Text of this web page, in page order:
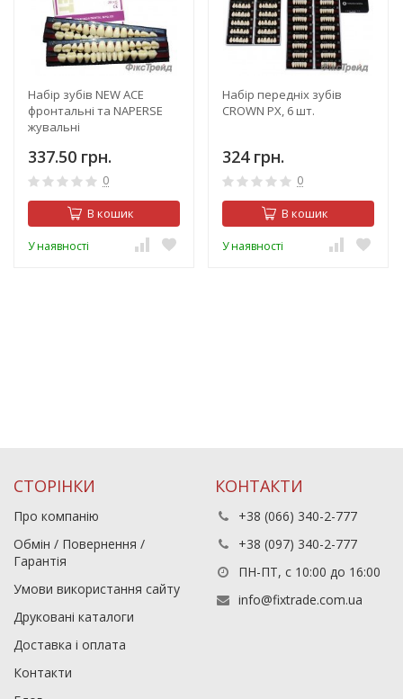
Набір зубів NEW ACE
фронтальні та NAPERSE
жувальні
337.50 грн.
0
В кошик
У наявності
Набір передніх зубів
CROWN PX, 6 шт.
324 грн.
0
В кошик
У наявності
СТОРІНКИ
Про компанію
Обмін / Повернення /
Гарантія
Умови використання сайту
Друковані каталоги
Доставка і оплата
Контакти
КОНТАКТИ
+38 (066) 340-2-777
+38 (097) 340-2-777
ПН-ПТ, с 10:00 до 16:00
info@fixtrade.com.ua